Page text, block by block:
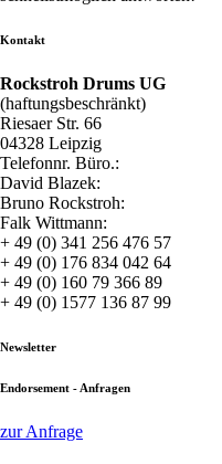
Kontakt
Rockstroh Drums UG
(haftungsbeschränkt)
Riesaer Str. 66
04328 Leipzig
Telefonnr. Büro.:
David Blazek:
Bruno Rockstroh:
Falk Wittmann:
+ 49 (0) 341 256 476 57
+ 49 (0) 176 834 042 64
+ 49 (0) 160 79 366 89
+ 49 (0) 1577 136 87 99
Newsletter
Endorsement - Anfragen
zur Anfrage